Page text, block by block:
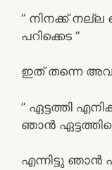
” നിനക്ക്
പറിക്കെട ”
ഇത് തന്നെ
” ഏട്ടത്തി
ഞാൻ
എന്നിട്ടു ഞാൻ